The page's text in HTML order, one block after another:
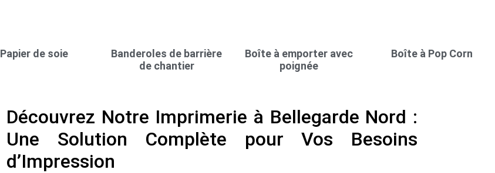
Papier de soie
Banderoles de barrière
de chantier
Boîte à emporter avec
poignée
Boîte à Pop Corn
Découvrez Notre Imprimerie à Bellegarde Nord :
Une Solution Complète pour Vos Besoins
d’Impression